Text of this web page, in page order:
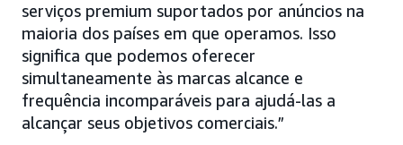
serviços premium suportados por anúncios na
maioria dos países em que operamos. Isso
significa que podemos oferecer
simultaneamente às marcas alcance e
frequência incomparáveis para ajudá-las a
alcançar seus objetivos comerciais.”